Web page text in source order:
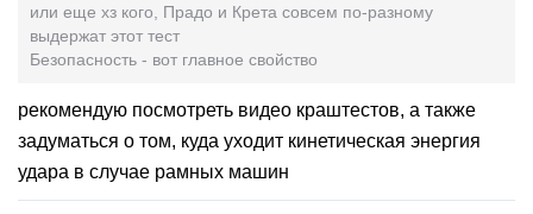
или еще хз кого, Прадо и Крета совсем по-разному
выдержат этот тест
Безопасность - вот главное свойство
рекомендую посмотреть видео краштестов, а также
задуматься о том, куда уходит кинетическая энергия
удара в случае рамных машин